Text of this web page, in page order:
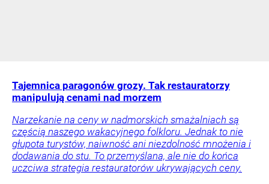
Tajemnica paragonów grozy. Tak restauratorzy
manipulują cenami nad morzem
Narzekanie na ceny w nadmorskich smażalniach są
częścią naszego wakacyjnego folkloru. Jednak to nie
głupota turystów, naiwność ani niezdolność mnożenia i
dodawania do stu. To przemyślana, ale nie do końca
uczciwa strategia restauratorów ukrywających ceny.